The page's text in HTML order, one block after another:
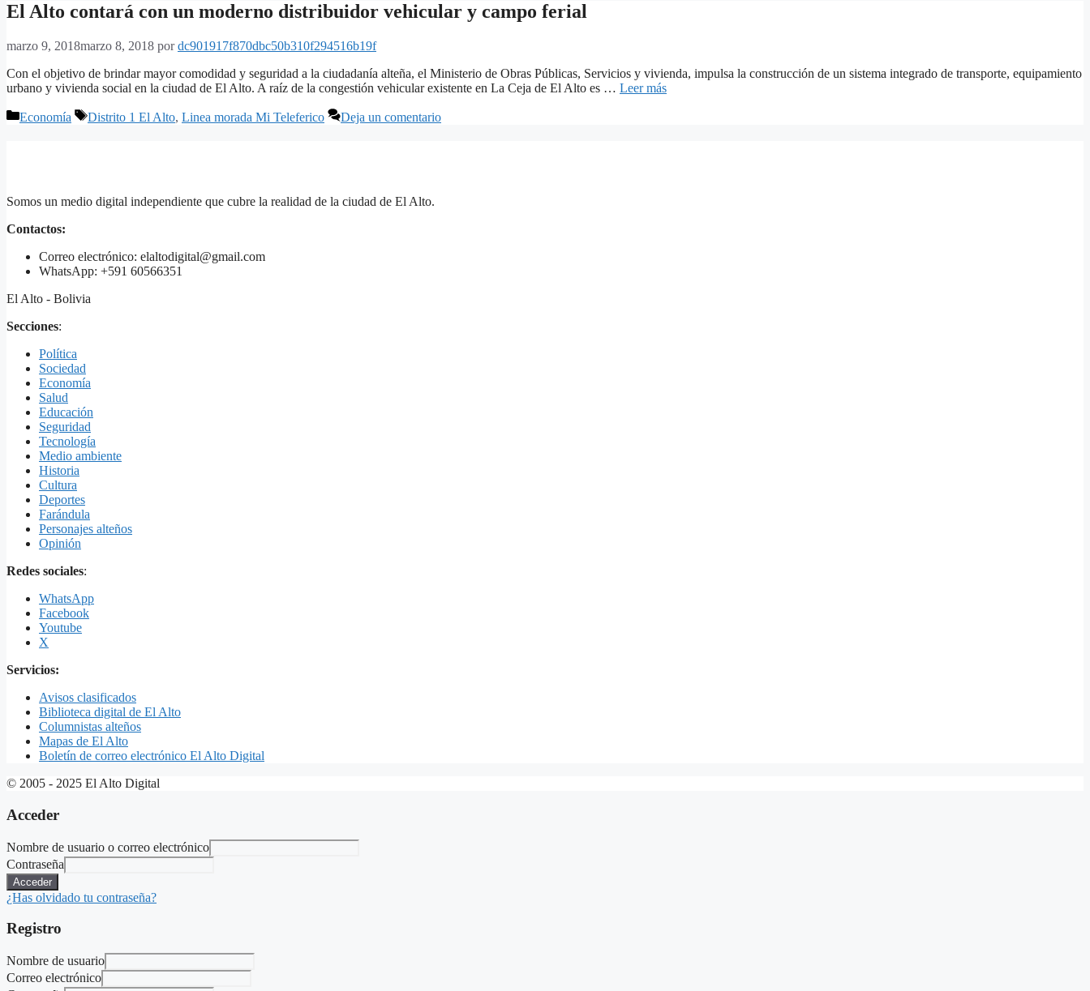
El Alto contará con un moderno distribuidor vehicular y campo ferial
marzo 9, 2018marzo 8, 2018 pordc901917f870dbc50b310f294516b19f
Con el objetivo de brindar mayor comodidad y seguridad a la ciudadanía alteña, el Ministerio de Obras Públicas, Servicios y vivienda, impulsa la construcción de un sistema integrado de transporte, equipamiento
urbano y vivienda social en la ciudad de El Alto. A raíz de la congestión vehicular existente en La Ceja de El Alto es … Leer más
Categorías
Economía Etiquetas
Distrito 1 El Alto, Linea morada Mi Teleferico Deja un comentario
Somos un medio digital independiente que cubre la realidad de la ciudad de El Alto.
Contactos:
Correo electrónico: elaltodigital@gmail.com
WhatsApp: +591 60566351
El Alto - Bolivia
Secciones:
Política
Sociedad
Economía
Salud
Educación
Seguridad
Tecnología
Medio ambiente
Historia
Cultura
Deportes
Farándula
Personajes alteños
Opinión
Redes sociales:
WhatsApp
Facebook
Youtube
X
Servicios:
Avisos clasificados
Biblioteca digital de El Alto
Columnistas alteños
Mapas de El Alto
Boletín de correo electrónico El Alto Digital
© 2005 - 2025 El Alto Digital
Acceder
Nombre de usuario o correo electrónico
Contraseña
Acceder
¿Has olvidado tu contraseña?
Registro
Nombre de usuario
Correo electrónico